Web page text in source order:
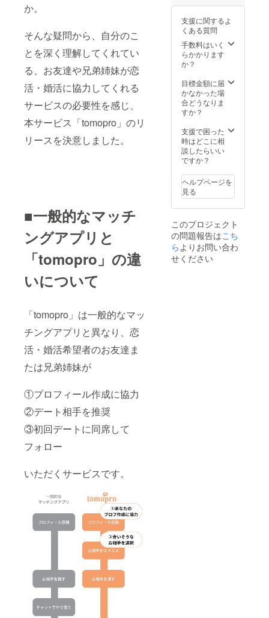
か。
そんな疑問から、自分のこ
とを深く理解してくれてい
る、お友達や兄弟姉妹が恋
活・婚活に協力してくれる
サービスの必要性を感じ、
本サービス「tomopro」のリ
リースを決意しました。
■一般的なマッチ
ングアプリと
「tomopro」の違
いについて
「tomopro」は一般的なマッ
チングアプリと異なり、恋
活・婚活希望者のお友達ま
たは兄弟姉妹が
①プロフィール作成に協力
②デート相手を推奨
③初回デートに同席して
フォロー
いただくサービスです。
支援に関するよ
くある質問
手数料はいく
らかかります
か？
目標金額に届
かなかった場
合どうなりま
すか？
支援で困った
時はどこに相
談したらいい
ですか？
ヘルプページを
見る
このプロジェクト
の問題報告はこち
らよりお問い合わ
せください